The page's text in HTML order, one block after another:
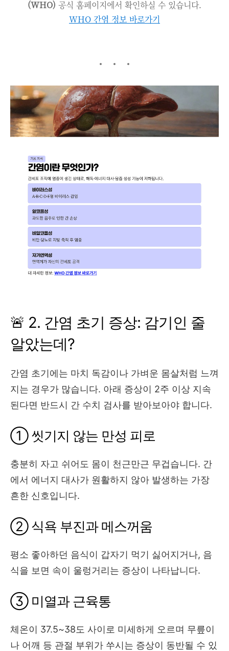
(WHO) 공식 홈페이지에서 확인하실 수 있습니다.
WHO 간염 정보 바로가기
🚨 2. 간염 초기 증상: 감기인 줄
알았는데?
간염 초기에는 마치 독감이나 가벼운 몸살처럼 느껴
지는 경우가 많습니다. 아래 증상이 2주 이상 지속
된다면 반드시 간 수치 검사를 받아보아야 합니다.
① 씻기지 않는 만성 피로
충분히 자고 쉬어도 몸이 천근만근 무겁습니다. 간
에서 에너지 대사가 원활하지 않아 발생하는 가장
흔한 신호입니다.
② 식욕 부진과 메스꺼움
평소 좋아하던 음식이 갑자기 먹기 싫어지거나, 음
식을 보면 속이 울렁거리는 증상이 나타납니다.
③ 미열과 근육통
체온이 37.5~38도 사이로 미세하게 오르며 무릎이
나 어깨 등 관절 부위가 쑤시는 증상이 동반될 수 있